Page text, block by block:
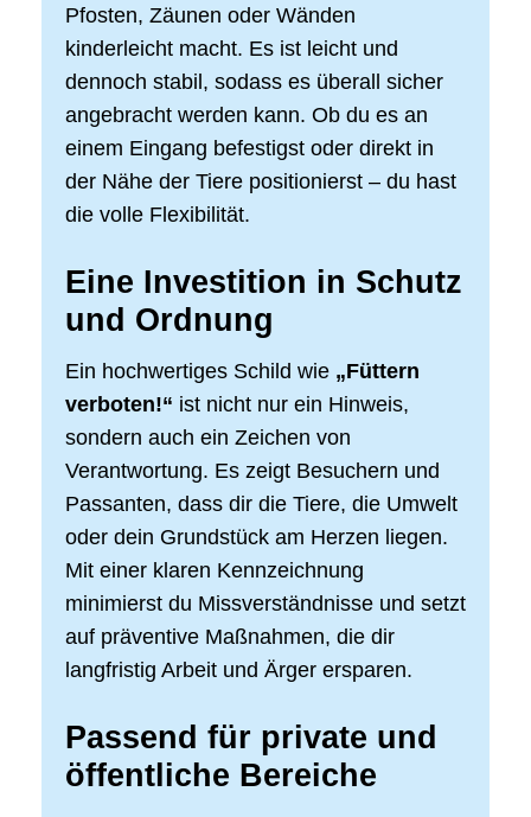
Pfosten, Zäunen oder Wänden
kinderleicht macht. Es ist leicht und
dennoch stabil, sodass es überall sicher
angebracht werden kann. Ob du es an
einem Eingang befestigst oder direkt in
der Nähe der Tiere positionierst – du hast
die volle Flexibilität.
Eine Investition in Schutz
und Ordnung
Ein hochwertiges Schild wie „Füttern
verboten!“ ist nicht nur ein Hinweis,
sondern auch ein Zeichen von
Verantwortung. Es zeigt Besuchern und
Passanten, dass dir die Tiere, die Umwelt
oder dein Grundstück am Herzen liegen.
Mit einer klaren Kennzeichnung
minimierst du Missverständnisse und setzt
auf präventive Maßnahmen, die dir
langfristig Arbeit und Ärger ersparen.
Passend für private und
öffentliche Bereiche